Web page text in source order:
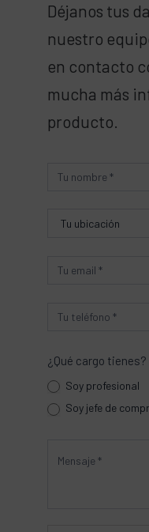
Déjanos tus
nuestro
en contacto
mucha más
producto.
Producto
¿Qué cargo tienes?
Soy profesional
Soy jefe de